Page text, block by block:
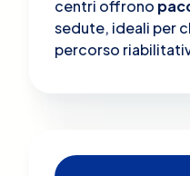
centri offrono
sedute, ideali per
percorso